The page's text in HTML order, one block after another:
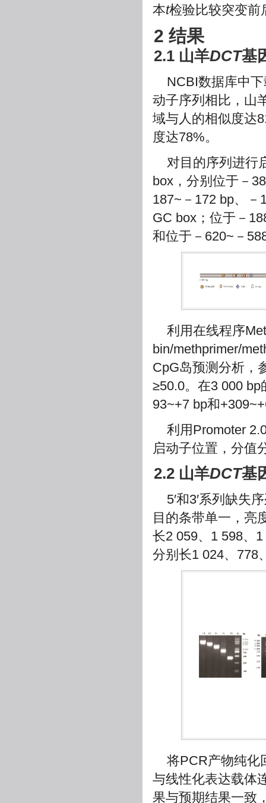
本t检验比较突变前
2 结果
2.1 山羊DCT基
NCBI数据库中
动子序列相比，山
域与人的相似度达
度达78%。
对目的序列进行
box，分别位于－
187~－172 bp、－
GC box；位于－
和位于－620~－
利用在线程序
bin/methprimer/
CpG岛预测分析，
≥50.0。在3 000
93~+7 bp和
利用Promoter
启动子位置，分值
2.2 山羊DCT基
5′和3′系列缺失
目的条带单一，亮
长2 059、1 598、
分别长1 024、778
将PCR产物纯化
与线性化表达载体
果与预期结果一致